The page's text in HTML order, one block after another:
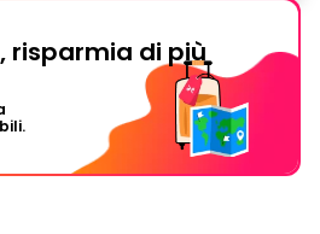
risparmia di più